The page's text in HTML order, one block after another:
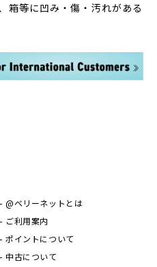
箱等に凹み・傷・汚れがある
@ベリーネットとは
ご利用案内
ポイントについて
中古について